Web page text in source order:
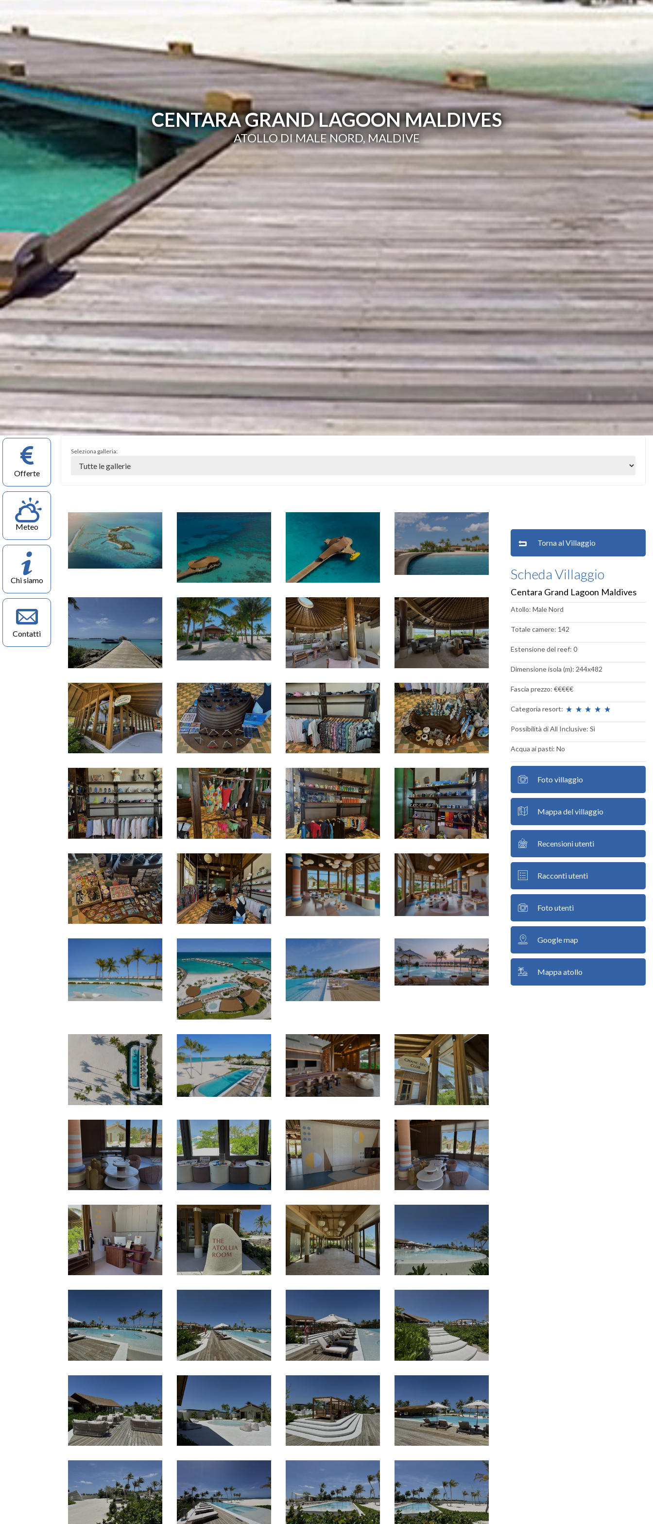
CENTARA GRAND LAGOON MALDIVES
ATOLLO DI MALE NORD, MALDIVE
Offerte
Meteo
Chi siamo
Contatti
Seleziona galleria:
Torna al Villaggio
Scheda Villaggio
Centara Grand Lagoon Maldives
Atollo: Male Nord
Totale camere: 142
Estensione del reef: 0
Dimensione isola (m): 244x482
Fascia prezzo: €€€€€
Categoria resort:
Possibilità di All Inclusive: Sì
Acqua ai pasti: No
Foto villaggio
Mappa del villaggio
Recensioni utenti
Racconti utenti
Foto utenti
Google map
Mappa atollo